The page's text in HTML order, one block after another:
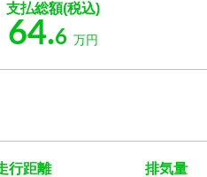
支払総額(税込)
64.6 万円
行距離
排気量